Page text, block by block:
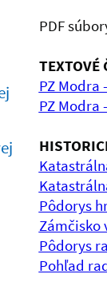
PDF
TEXTOVÉ
PZ
PZ Modra
Pôdorys
Zámčisko
Pôdorys
Pohľad